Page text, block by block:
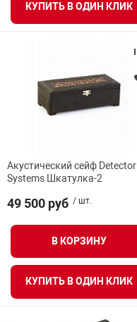
средства охраны
сигнализации
КУПИТЬ В ОДИН КЛИК
Акустический сейф Detector
Systems Шкатулка-2
49 500 руб / шт.
В КОРЗИНУ
КУПИТЬ В ОДИН КЛИК